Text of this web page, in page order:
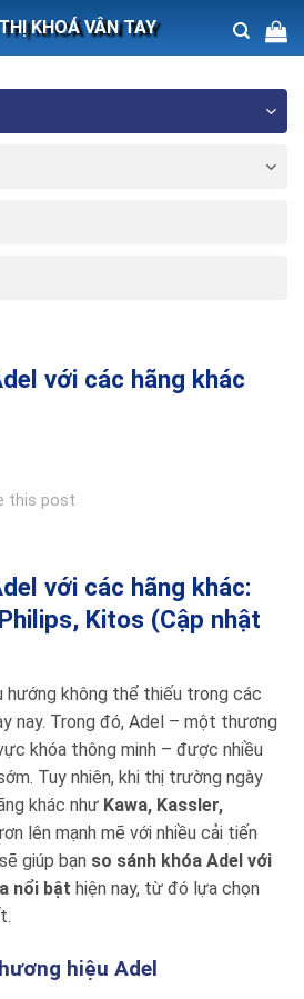
KHOÁ VÂN TAY
với các hãng khác
this post
với các hãng khác:
Kitos (Cập nhật
hướng không thể thiếu trong các
nay. Trong đó, Adel – một thương
khóa thông minh – được nhiều
Tuy nhiên, khi thị trường ngày
khác như Kawa, Kassler,
lên mạnh mẽ với nhiều cải tiến
giúp bạn so sánh khóa Adel với
nổi bật hiện nay, từ đó lựa chọn
hiệu Adel